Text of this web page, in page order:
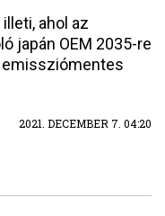
ahol az
japán OEM 2035-re
emissziómentes
2021. DECEMBER 7. 04:20